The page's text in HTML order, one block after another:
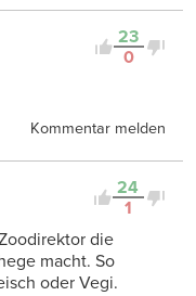
23
0
Kommentar melden
24
1
die
macht. So
oder Vegi.